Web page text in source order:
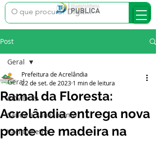
Post
Geral
COVID-19
Saúde e Saneamento
Vacinômetro
Geral
Ramal da Floresta:
Acrelândia entrega nova
ponte de madeira na
Prefeitura de Acrelândia
22 de set. de 2023 1 min de leitura